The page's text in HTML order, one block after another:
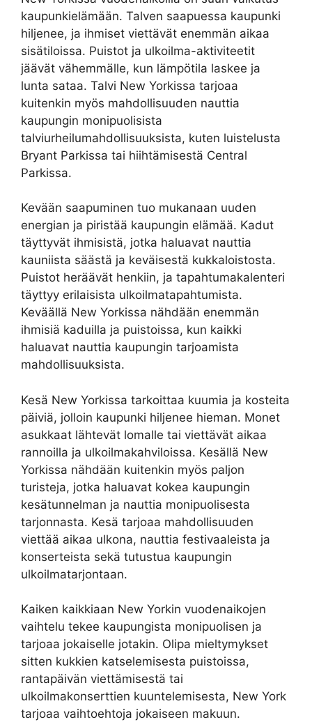
kaupunkielämään. Talven saapuessa kaupunki
hiljenee, ja ihmiset viettävät enemmän aikaa
sisätiloissa. Puistot ja ulkoilma-aktiviteetit
jäävät vähemmälle, kun lämpötila laskee ja
lunta sataa. Talvi New Yorkissa tarjoaa
kuitenkin myös mahdollisuuden nauttia
kaupungin monipuolisista
talviurheilumahdollisuuksista, kuten luistelusta
Bryant Parkissa tai hiihtämisestä Central
Parkissa.
Kevään saapuminen tuo mukanaan uuden
energian ja piristää kaupungin elämää. Kadut
täyttyvät ihmisistä, jotka haluavat nauttia
kauniista säästä ja keväisestä kukkaloistosta.
Puistot heräävät henkiin, ja tapahtumakalenteri
täyttyy erilaisista ulkoilmatapahtumista.
Keväällä New Yorkissa nähdään enemmän
ihmisiä kaduilla ja puistoissa, kun kaikki
haluavat nauttia kaupungin tarjoamista
mahdollisuuksista.
Kesä New Yorkissa tarkoittaa kuumia ja kosteita
päiviä, jolloin kaupunki hiljenee hieman. Monet
asukkaat lähtevät lomalle tai viettävät aikaa
rannoilla ja ulkoilmakahviloissa. Kesällä New
Yorkissa nähdään kuitenkin myös paljon
turisteja, jotka haluavat kokea kaupungin
kesätunnelman ja nauttia monipuolisesta
tarjonnasta. Kesä tarjoaa mahdollisuuden
viettää aikaa ulkona, nauttia festivaaleista ja
konserteista sekä tutustua kaupungin
ulkoilmatarjontaan.
Kaiken kaikkiaan New Yorkin vuodenaikojen
vaihtelu tekee kaupungista monipuolisen ja
tarjoaa jokaiselle jotakin. Olipa mieltymykset
sitten kukkien katselemisesta puistoissa,
rantapäivän viettämisestä tai
ulkoilmakonserttien kuuntelemisesta, New York
tarjoaa vaihtoehtoja jokaiseen makuun.